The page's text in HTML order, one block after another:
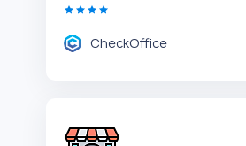
CheckOffice